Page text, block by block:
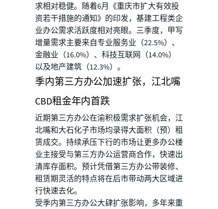
求相对稳健。随着6月《重庆市扩大有效投
资若干措施的通知》的印发，基建工程类企
业办公需求活跃度相对亮眼。三季度，甲写
增量需求主要来自专业服务业（22.5%）、
金融业（16.0%）、科技互联网（14.0%）
以及地产建筑（12.3%）。
季内第三方办公加速扩张，江北嘴
CBD租金年内首跌
近期第三方办公在渝积极需求扩张机会，江
北嘴和大石化子市场均录得大面积（预）租
赁成交。持续承压下行的市场让更多办公楼
业主接受与第三方办公运营商合作，快速出
清库存面积。预计凭借第三方办公带装修、
租赁期灵活的特点将在后市带动两大区域进
行快速去化。
受季内第三方办公大肆扩张影响，多年来重